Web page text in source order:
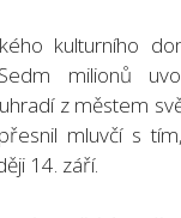
kulturního
milionů
z městem
mluvčí s
14. září.